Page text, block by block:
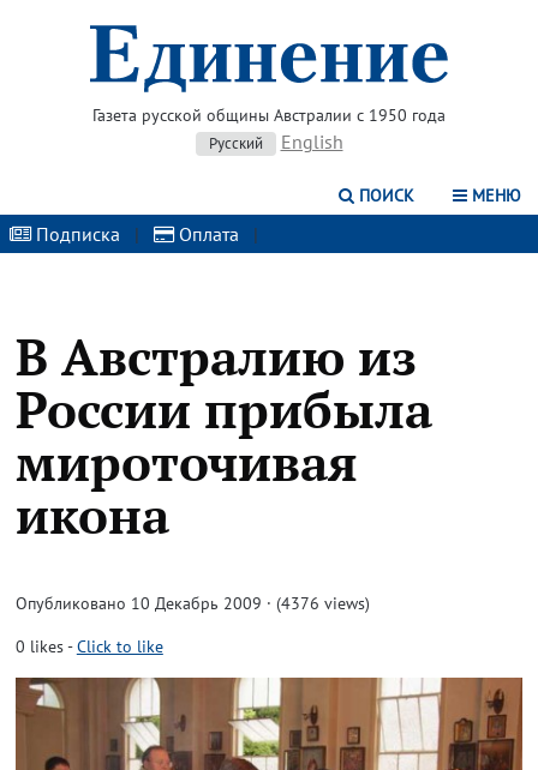
Газета русской общины Австралии с 1950 года
Русский English
ПОИСК МЕНЮ
Подписка | Оплата |
В Австралию из
России прибыла
мироточивая
икона
Опубликовано 10 Декабрь 2009 · (4376 views)
0 likes-Click to like